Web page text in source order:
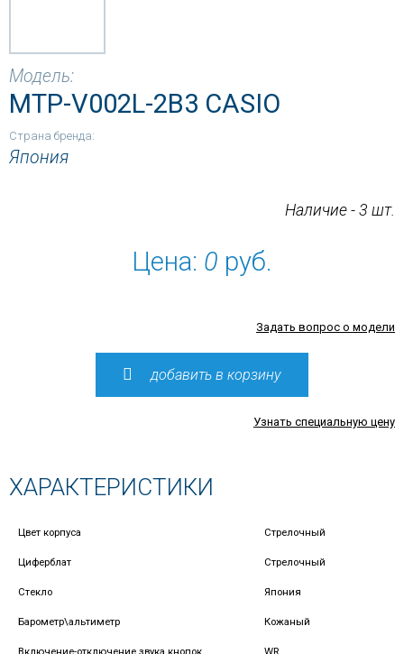
Модель:
MTP-V002L-2B3 CASIO
Страна бренда:
Япония
Наличие - 3 шт.
Цена: 0 руб.
Задать вопрос о модели
добавить в корзину
Узнать специальную цену
ХАРАКТЕРИСТИКИ
Цвет корпуса Стрелочный
Циферблат Стрелочный
Стекло Япония
Барометр\альтиметр Кожаный
Включение-отключение звука кнопок WR